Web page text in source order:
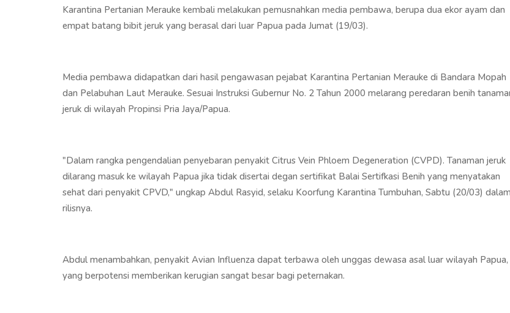
Karantina Pertanian Merauke kembali melakukan pemusnahkan media pembawa, berupa dua ekor ayam dan
empat batang bibit jeruk yang berasal dari luar Papua pada Jumat (19/03).
Media pembawa didapatkan dari hasil pengawasan pejabat Karantina Pertanian Merauke di Bandara Mopah
dan Pelabuhan Laut Merauke. Sesuai Instruksi Gubernur No. 2 Tahun 2000 melarang peredaran benih
jeruk di wilayah Propinsi Pria Jaya/Papua.
"Dalam rangka pengendalian penyebaran penyakit Citrus Vein Phloem Degeneration (CVPD). Tanaman jeruk
dilarang masuk ke wilayah Papua jika tidak disertai degan sertifikat Balai Sertifkasi Benih yang menyatakan
sehat dari penyakit CPVD," ungkap Abdul Rasyid, selaku Koorfung Karantina Tumbuhan, Sabtu (20/03) dalam
rilisnya.
Abdul menambahkan, penyakit Avian Influenza dapat terbawa oleh unggas dewasa asal luar wilayah Papua,
yang berpotensi memberikan kerugian sangat besar bagi peternakan.